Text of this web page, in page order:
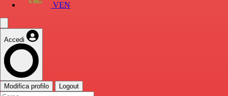
VEN
Accedi
Modifica profilo Logout